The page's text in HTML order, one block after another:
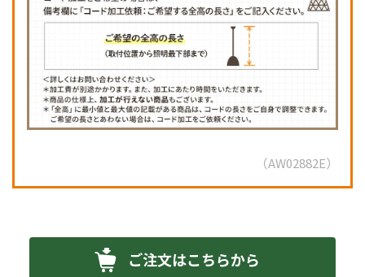
AW02882E
ご注文はこちらから